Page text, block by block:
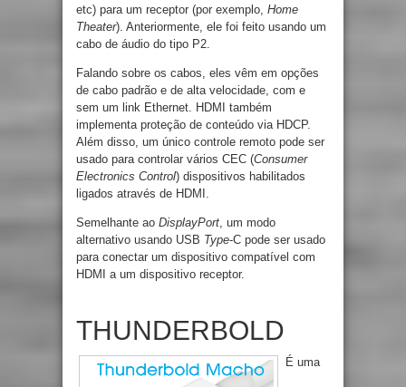
etc) para um receptor (por exemplo, Home
Theater). Anteriormente, ele foi feito usando um
cabo de áudio do tipo P2.
Falando sobre os cabos, eles vêm em opções
de cabo padrão e de alta velocidade, com e
sem um link Ethernet. HDMI também
implementa proteção de conteúdo via HDCP.
Além disso, um único controle remoto pode ser
usado para controlar vários CEC (Consumer
Electronics Control) dispositivos habilitados
ligados através de HDMI.
Semelhante ao DisplayPort , um modo
alternativo usando USB Type-C pode ser usado
para conectar um dispositivo compatível com
HDMI a um dispositivo receptor.
THUNDERBOLD
É uma